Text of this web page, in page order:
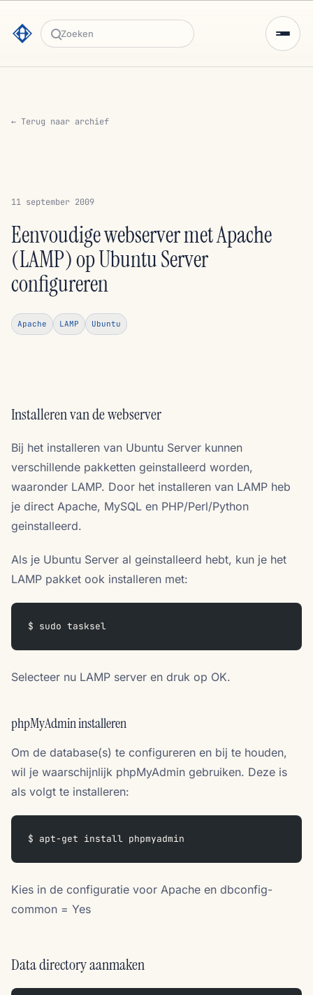
Zoeken
← Terug naar archief
11 september 2009
Eenvoudige webserver met Apache
(LAMP) op Ubuntu Server
configureren
Apache LAMP Ubuntu
Installeren van de webserver
Bij het installeren van Ubuntu Server kunnen
verschillende pakketten geinstalleerd worden,
waaronder LAMP. Door het installeren van LAMP heb
je direct Apache, MySQL en PHP/Perl/Python
geinstalleerd.
Als je Ubuntu Server al geinstalleerd hebt, kun je het
LAMP pakket ook installeren met:
$ sudo tasksel
Selecteer nu LAMP server en druk op OK.
phpMyAdmin installeren
Om de database(s) te configureren en bij te houden,
wil je waarschijnlijk phpMyAdmin gebruiken. Deze is
als volgt te installeren:
$ apt-get install phpmyadmin
Kies in de configuratie voor Apache en dbconfig-
common = Yes
Data directory aanmaken